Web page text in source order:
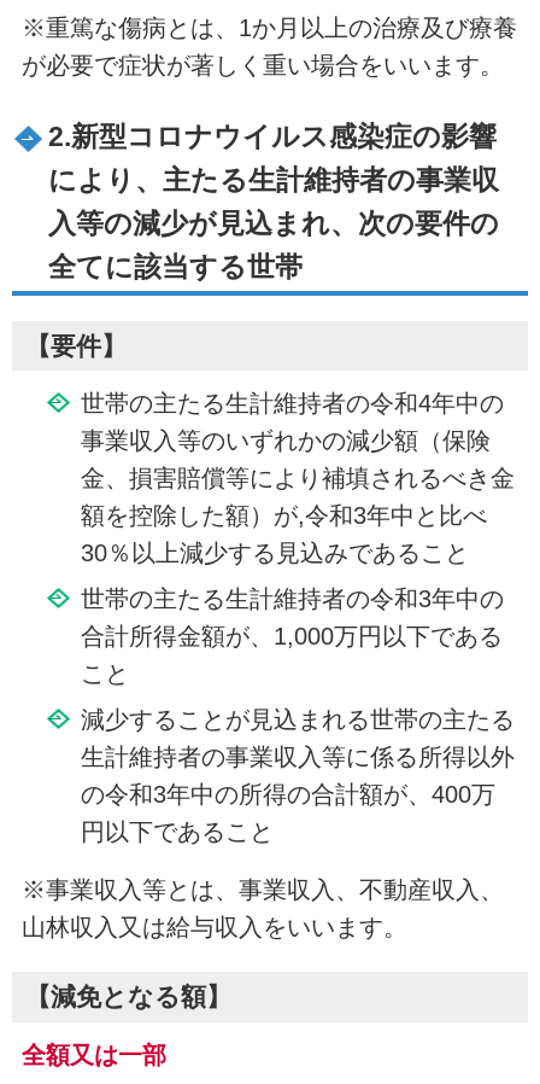
※重篤な傷病とは、1か月以上の治療及び療養
が必要で症状が著しく重い場合をいいます。
2.新型コロナウイルス感染症の影響
により、主たる生計維持者の事業収
入等の減少が見込まれ、次の要件の
全てに該当する世帯
【要件】
世帯の主たる生計維持者の令和4年中の
事業収入等のいずれかの減少額（保険
金、損害賠償等により補填されるべき金
額を控除した額）が,令和3年中と比べ
30％以上減少する見込みであること
世帯の主たる生計維持者の令和3年中の
合計所得金額が、1,000万円以下である
こと
減少することが見込まれる世帯の主たる
生計維持者の事業収入等に係る所得以外
の令和3年中の所得の合計額が、400万
円以下であること
※事業収入等とは、事業収入、不動産収入、
山林収入又は給与収入をいいます。
【減免となる額】
全額又は一部